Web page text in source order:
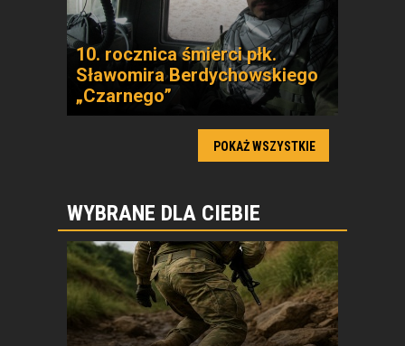
10. rocznica śmierci płk.
Sławomira Berdychowskiego
„Czarnego”
POKAŻ WSZYSTKIE
WYBRANE DLA CIEBIE